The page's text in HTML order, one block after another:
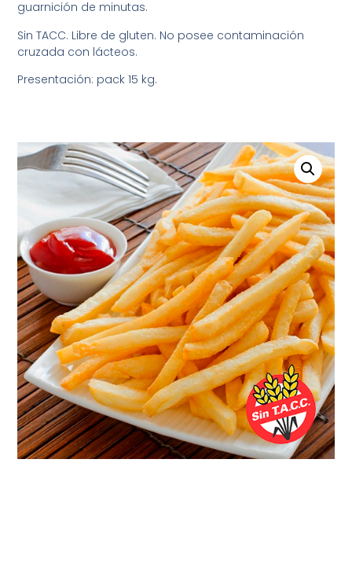
guarnición de minutas.
Sin TACC. Libre de gluten. No posee contaminación
cruzada con lácteos.
Presentación: pack 15 kg.